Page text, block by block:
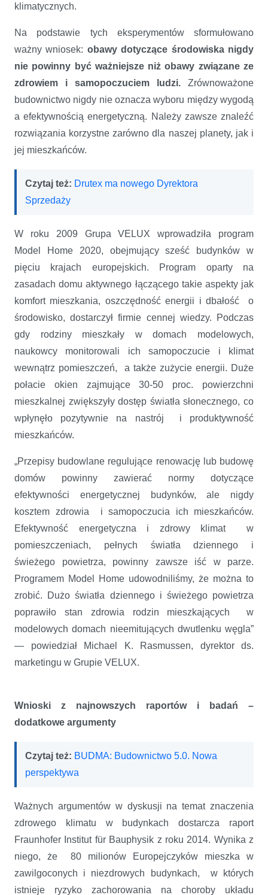
klimatycznych.
Na podstawie tych eksperymentów sformułowano
ważny wniosek: obawy dotyczące środowiska nigdy
nie powinny być ważniejsze niż obawy związane ze
zdrowiem i samopoczuciem ludzi. Zrównoważone
budownictwo nigdy nie oznacza wyboru między wygodą
a efektywnością energetyczną. Należy zawsze znaleźć
rozwiązania korzystne zarówno dla naszej planety, jak i
jej mieszkańców.
Czytaj też: Drutex ma nowego Dyrektora
Sprzedaży
W roku 2009 Grupa VELUX wprowadziła program
Model Home 2020, obejmujący sześć budynków w
pięciu krajach europejskich. Program oparty na
zasadach domu aktywnego łączącego takie aspekty jak
komfort mieszkania, oszczędność energii i dbałość o
środowisko, dostarczył firmie cennej wiedzy. Podczas
gdy rodziny mieszkały w domach modelowych,
naukowcy monitorowali ich samopoczucie i klimat
wewnątrz pomieszczeń, a także zużycie energii. Duże
połacie okien zajmujące 30-50 proc. powierzchni
mieszkalnej zwiększyły dostęp światła słonecznego, co
wpłynęło pozytywnie na nastrój i produktywność
mieszkańców.
„Przepisy budowlane regulujące renowację lub budowę
domów powinny zawierać normy dotyczące
efektywności energetycznej budynków, ale nigdy
kosztem zdrowia i samopoczucia ich mieszkańców.
Efektywność energetyczna i zdrowy klimat w
pomieszczeniach, pełnych światła dziennego i
świeżego powietrza, powinny zawsze iść w parze.
Programem Model Home udowodniliśmy, że można to
zrobić. Dużo światła dziennego i świeżego powietrza
poprawiło stan zdrowia rodzin mieszkających w
modelowych domach nieemitujących dwutlenku węgla”
— powiedział Michael K. Rasmussen, dyrektor ds.
marketingu w Grupie VELUX.
Wnioski z najnowszych raportów i badań –
dodatkowe argumenty
Czytaj też: BUDMA: Budownictwo 5.0. Nowa
perspektywa
Ważnych argumentów w dyskusji na temat znaczenia
zdrowego klimatu w budynkach dostarcza raport
Fraunhofer Institut für Bauphysik z roku 2014. Wynika z
niego, że 80 milionów Europejczyków mieszka w
zawilgoconych i niezdrowych budynkach, w których
istnieje ryzyko zachorowania na choroby układu